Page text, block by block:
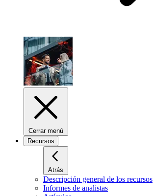
Cerrar menú
Recursos
Atrás
Descripción general de los recursos
Informes de analistas